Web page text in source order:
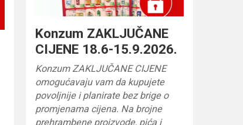
Konzum ZAKLJUČANE
CIJENE 18.6-15.9.2026.
Konzum ZAKLJUČANE CIJENE
omogućavaju vam da kupujete
povoljnije i planirate bez brige o
promjenama cijena. Na brojne
prehrambene proizvode, pića i